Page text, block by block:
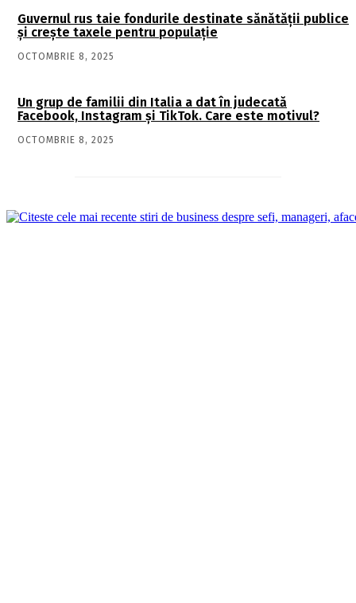
Guvernul rus taie fondurile destinate sănătății publice
și crește taxele pentru populație
OCTOMBRIE 8, 2025
Un grup de familii din Italia a dat în judecată
Facebook, Instagram și TikTok. Care este motivul?
OCTOMBRIE 8, 2025